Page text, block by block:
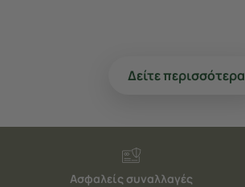
Δείτε περισσότερα
Ασφαλείς συναλλαγές